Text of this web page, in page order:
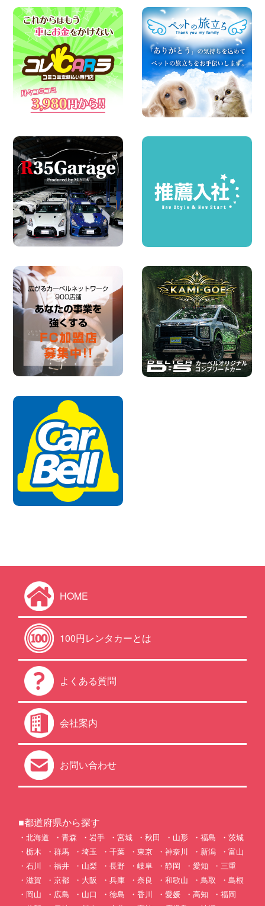
100円レンタカー 横浜旭南本宿町
2026年08月07日
お引越しに便利で最適!(禁煙車両) 香川県
坂出川津店
100円レンタカー 坂出川津
2026年08月07日
【カーシェアのレンタカーが2台になりま
した!】 岐阜県 各務原那加店
100円レンタカー 各務原那加
2026年08月06日
100円レンタカー 加古川
ハイエースワゴンGL!!クルーズコントロ
ールが付いている〜!! 福島県 福島笹木野
店
100円レンタカー 福島笹木野
2026年08月05日
HOME
100円レンタカーとは
よくある質問
会社案内
お問い合わせ
■都道府県から探す
北海道 青森 岩手 宮城 秋田 山形 福島
茨城
栃木
群馬 埼玉 千葉 東京 神奈川 新潟
富山
石川
福井 山梨 長野 岐阜 静岡 愛知
三重
滋賀
京都 大阪 兵庫 奈良 和歌山 鳥取
島根
岡山
広島 山口 徳島 香川 愛媛 高知
福岡